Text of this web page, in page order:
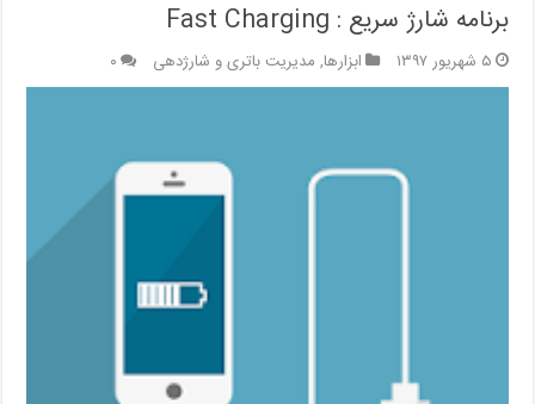
برنامه شارژ سریع : Fast Charging
۵ شهریور ۱۳۹۷ ابزارها, مدیریت باتری و شارژدهی ۰